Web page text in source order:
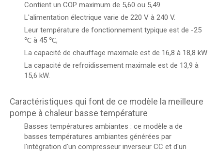
Contient un COP maximum de 5,60 ou 5,49
L'alimentation électrique varie de 220 V à 240 V.
Leur température de fonctionnement typique est de -25
℃ à 45 ℃,
La capacité de chauffage maximale est de 16,8 à 18,8 kW
La capacité de refroidissement maximale est de 13,9 à
15,6 kW.
Caractéristiques qui font de ce modèle la meilleure
pompe à chaleur basse température
Basses températures ambiantes : ce modèle a de
basses températures ambiantes générées par
l'intégration d'un compresseur inverseur CC et d'un